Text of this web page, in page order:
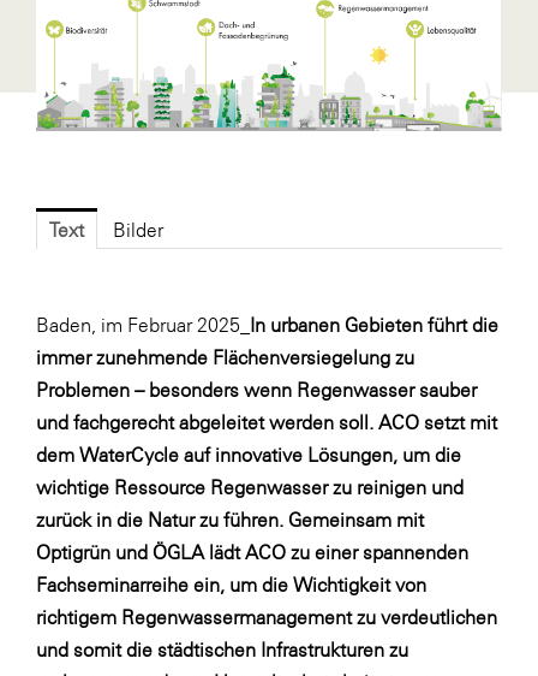
foodaffairs
FV Energierohstoff & Kraftstoff
Gas Connect Austria
GBV - Verband gemeinnütziger
Bauvereinigungen
Getzner Werkstoffe
Heimat Österreich
ikp
Johnson & Johnson
JELD-WEN DANA
kosaplaner
Text Bilder
Baden, im Februar 2025_
In urbanen Gebieten führt die
immer zunehmende Flächenversiegelung zu
Problemen – besonders wenn Regenwasser sauber
und fachgerecht abgeleitet werden soll. ACO setzt mit
dem WaterCycle auf innovative Lösungen, um die
wichtige Ressource Regenwasser zu reinigen und
zurück in die Natur zu führen. Gemeinsam mit
Optigrün und ÖGLA lädt ACO zu einer spannenden
Fachseminarreihe ein, um die Wichtigkeit von
richtigem Regenwassermanagement zu verdeutlichen
und somit die städtischen Infrastrukturen zu